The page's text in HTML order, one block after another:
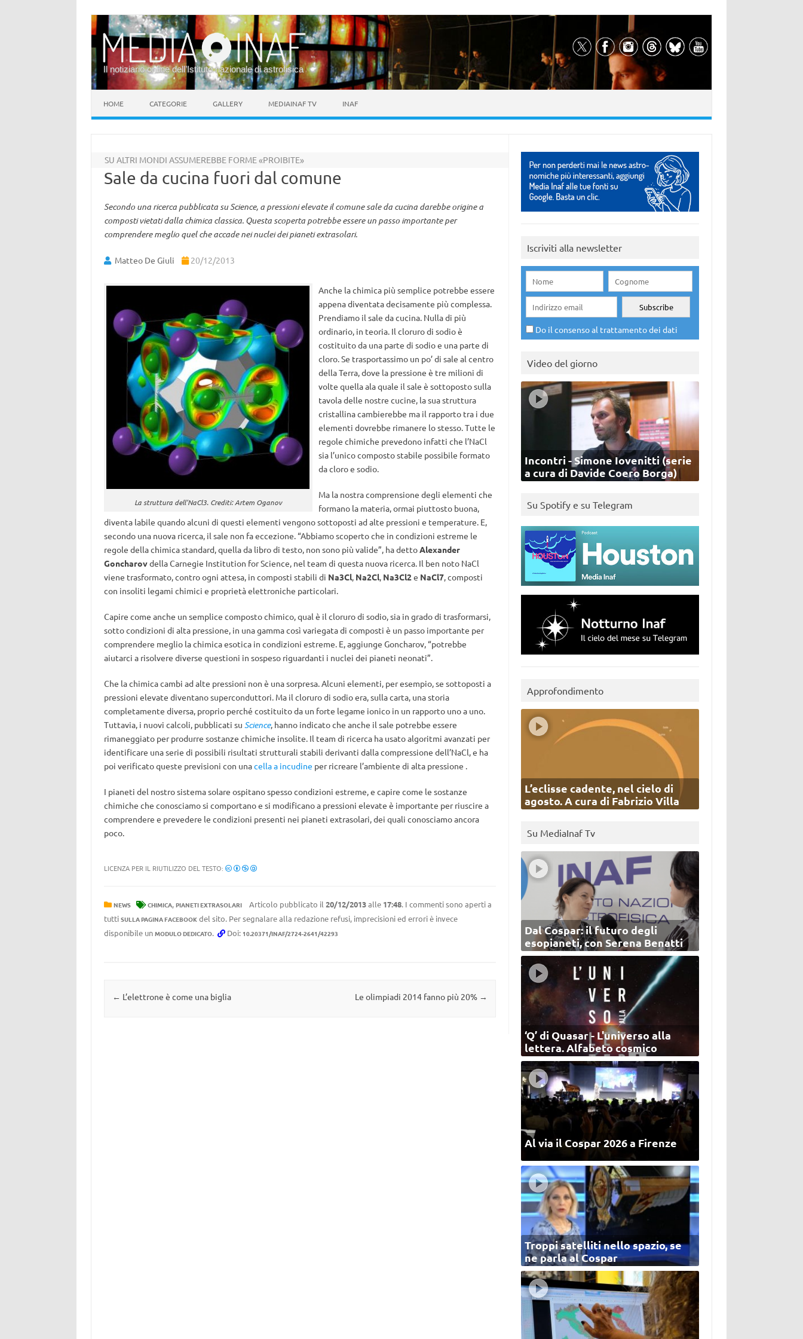
Il notiziario online dell’Istituto nazionale di astrofisica
HOME CATEGORIE GALLERY MEDIAINAF TV INAF
SU ALTRI MONDI ASSUMEREBBE FORME «PROIBITE»
Sale da cucina fuori dal comune
Secondo una ricerca pubblicata su Science, a pressioni elevate il comune sale da cucina darebbe origine a
composti vietati dalla chimica classica. Questa scoperta potrebbe essere un passo importante per
comprendere meglio quel che accade nei nuclei dei pianeti extrasolari.
Matteo De Giuli 20/12/2013
La struttura dell’NaCl3. Crediti: Artem Oganov
Anche la chimica più semplice potrebbe essere
appena diventata decisamente più complessa.
Prendiamo il sale da cucina. Nulla di più
ordinario, in teoria. Il cloruro di sodio è
costituito da una parte di sodio e una parte di
cloro. Se trasportassimo un po’ di sale al centro
della Terra, dove la pressione è tre milioni di
volte quella ala quale il sale è sottoposto sulla
tavola delle nostre cucine, la sua struttura
cristallina cambierebbe ma il rapporto tra i due
elementi dovrebbe rimanere lo stesso. Tutte le
regole chimiche prevedono infatti che l’NaCl
sia l’unico composto stabile possibile formato
da cloro e sodio.
Ma la nostra comprensione degli elementi che
formano la materia, ormai piuttosto buona,
diventa labile quando alcuni di questi elementi vengono sottoposti ad alte pressioni e temperature. E,
secondo una nuova ricerca, il sale non fa eccezione. “Abbiamo scoperto che in condizioni estreme le
regole della chimica standard, quella da libro di testo, non sono più valide”, ha dettoAlexander
Goncharovdella Carnegie Institution for Science, nel team di questa nuova ricerca. Il ben noto NaCl
viene trasformato, contro ogni attesa, in composti stabili di Na3Cl, Na2Cl, Na3Cl2e NaCl7, composti
con insoliti legami chimici e proprietà elettroniche particolari.
Capire come anche un semplice composto chimico, qual è il cloruro di sodio, sia in grado di trasformarsi,
sotto condizioni di alta pressione, in una gamma così variegata di composti è un passo importante per
comprendere meglio la chimica esotica in condizioni estreme. E, aggiunge Goncharov, “potrebbe
aiutarci a risolvere diverse questioni in sospeso riguardanti i nuclei dei pianeti neonati”.
Che la chimica cambi ad alte pressioni non è una sorpresa. Alcuni elementi, per esempio, se sottoposti a
pressioni elevate diventano superconduttori. Ma il cloruro di sodio era, sulla carta, una storia
completamente diversa, proprio perché costituito da un forte legame ionico in un rapporto uno a uno.
Tuttavia, i nuovi calcoli, pubblicati su Science, hanno indicato che anche il sale potrebbe essere
rimaneggiato per produrre sostanze chimiche insolite. Il team di ricerca ha usato algoritmi avanzati per
identificare una serie di possibili risultati strutturali stabili derivanti dalla compressione dell’NaCl, e ha
poi verificato queste previsioni con unacella a incudine per ricreare l’ambiente di alta pressione .
I pianeti del nostro sistema solare ospitano spesso condizioni estreme, e capire come le sostanze
chimiche che conosciamo si comportano e si modificano a pressioni elevate è importante per riuscire a
comprendere e prevedere le condizioni presenti nei pianeti extrasolari, dei quali conosciamo ancora
poco.
LICENZA PER IL RIUTILIZZO DEL TESTO:
NEWS CHIMICA, PIANETI EXTRASOLARI Articolo pubblicato il 20/12/2013alle 17:48. I commenti sono aperti a
tutti SULLA PAGINA FACEBOOKdel sito. Per segnalare alla redazione refusi, imprecisioni ed errori è invece
disponibile un MODULO DEDICATO. Doi: 10.20371/INAF/2724-2641/42293
Navigazione articolo
← L’elettrone è come una biglia Le olimpiadi 2014 fanno più 20% →
Iscriviti alla newsletter
Do il consenso al trattamento dei dati
Video del giorno
Incontri - Simone Iovenitti (serie
a cura di Davide Coero Borga)
Su Spotify e su Telegram
Approfondimento
L’eclisse cadente, nel cielo di
agosto. A cura di Fabrizio Villa
Su MediaInaf Tv
Dal Cospar: il futuro degli
esopianeti, con Serena Benatti
‘Q’ di Quasar - L'universo alla
lettera. Alfabeto cosmico
Al via il Cospar 2026 a Firenze
Troppi satelliti nello spazio, se
ne parla al Cospar